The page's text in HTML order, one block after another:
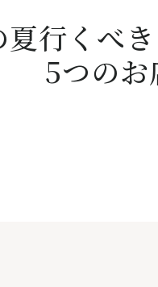
夏行くべ
5つのお